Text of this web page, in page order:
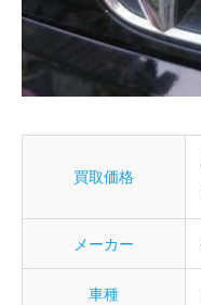
買取価格
メーカー
車種